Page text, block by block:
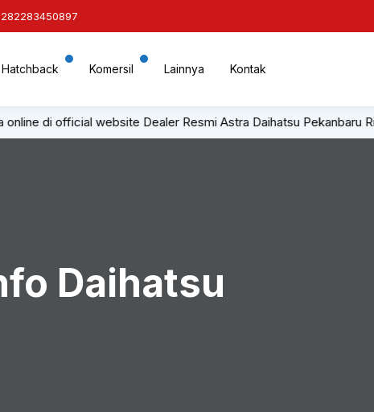
Hatchback Komersil Lainnya Kontak
di official website Dealer Resmi Astra Daihatsu Pekanbaru
Daihatsu